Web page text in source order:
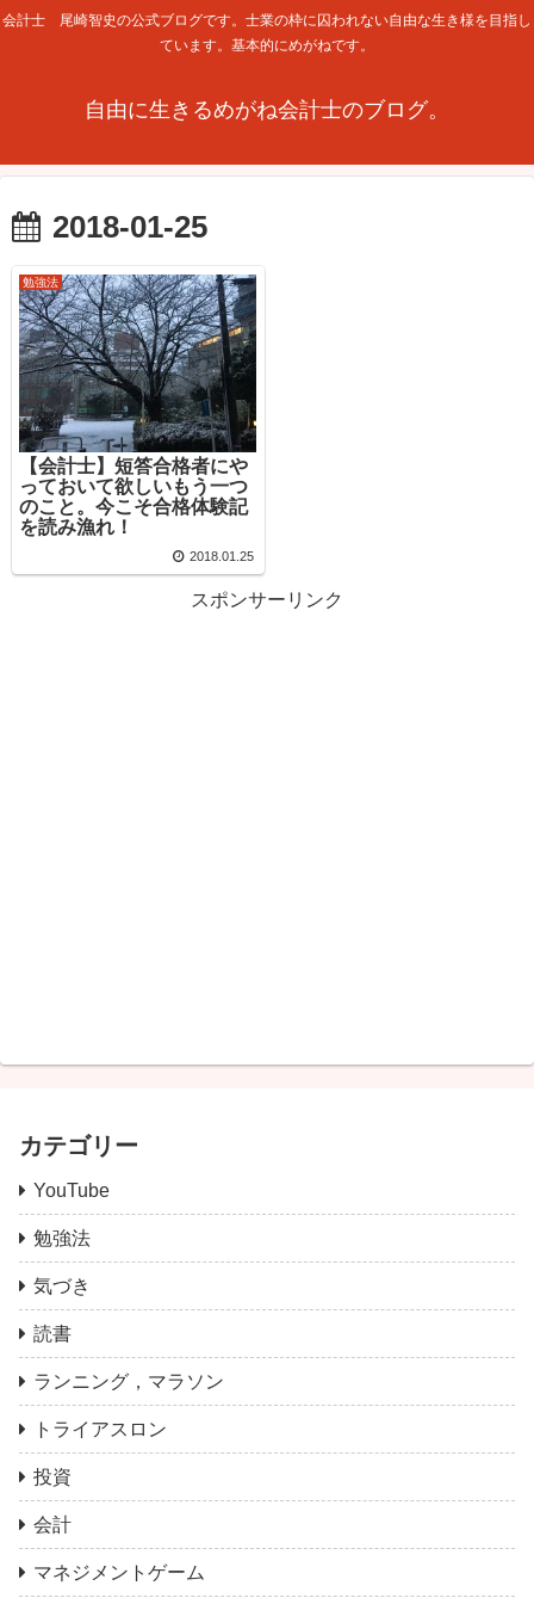
会計士 尾崎智史の公式ブログです。士業の枠に囚われない自由な生き様を目指し
ています。基本的にめがねです。
自由に生きるめがね会計士のブログ。
2018-01-25
勉強法
【会計士】短答合格者にや
っておいて欲しいもう一つ
のこと。今こそ合格体験記
を読み漁れ！
2018.01.25
スポンサーリンク
カテゴリー
YouTube
勉強法
気づき
読書
ランニング，マラソン
トライアスロン
投資
会計
マネジメントゲーム